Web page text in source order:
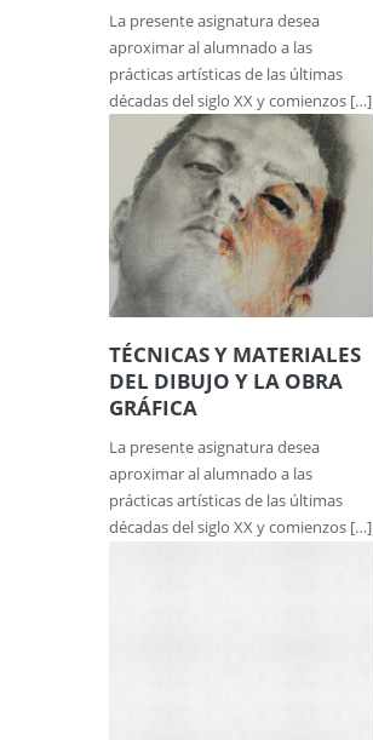
La presente asignatura desea
aproximar al alumnado a las
prácticas artísticas de las últimas
décadas del siglo XX y comienzos […]
TÉCNICAS Y MATERIALES
DEL DIBUJO Y LA OBRA
GRÁFICA
La presente asignatura desea
aproximar al alumnado a las
prácticas artísticas de las últimas
décadas del siglo XX y comienzos […]